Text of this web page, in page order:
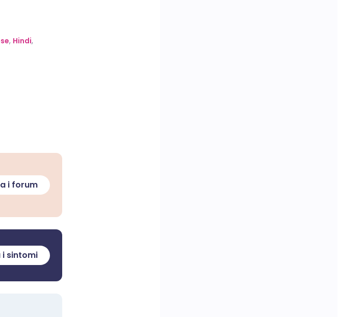
, Hindi,
i forum
sintomi